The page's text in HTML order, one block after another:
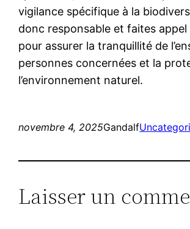
vigilance spécifique à la
donc responsable et faites
pour assurer la tranquillité de
personnes concernées et la
l’environnement naturel.
novembre 4, 2025Gandalf
Laisser un